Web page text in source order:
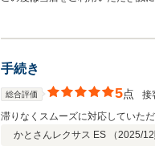
手続き
総合評価 5点 接
滞りなくスムーズに対応していただ
かとさんレクサス ES （2025/12